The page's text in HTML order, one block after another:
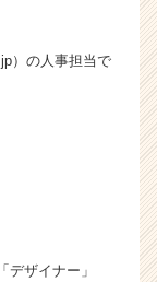
）の人事担当で
ザイナー」